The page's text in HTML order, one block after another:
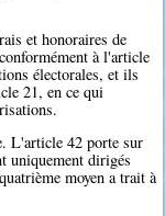
et honoraires de
à l'article
électorales, et ils
21, en ce qui
L'article 42 porte sur
uniquement dirigés
moyen a trait à